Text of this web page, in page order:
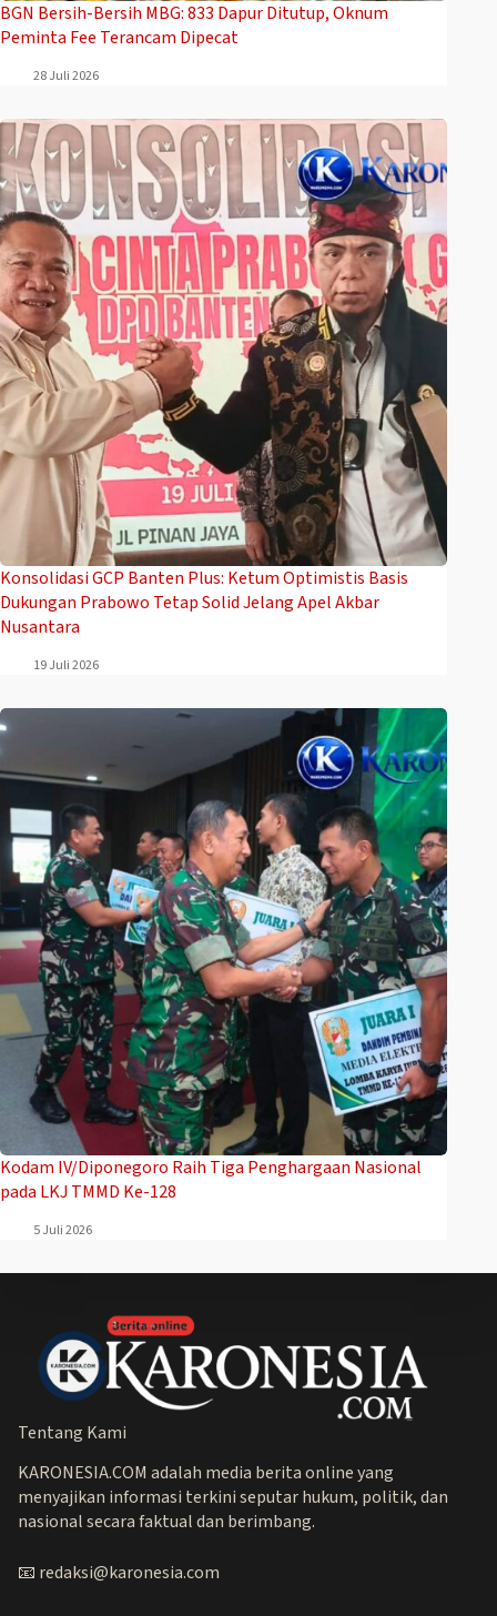
BGN Bersih-Bersih MBG: 833 Dapur Ditutup, Oknum
Peminta Fee Terancam Dipecat
28 Juli 2026
Konsolidasi GCP Banten Plus: Ketum Optimistis Basis
Dukungan Prabowo Tetap Solid Jelang Apel Akbar
Nusantara
19 Juli 2026
Kodam IV/Diponegoro Raih Tiga Penghargaan Nasional
pada LKJ TMMD Ke-128
5 Juli 2026
Tentang Kami
KARONESIA.COM adalah media berita online yang
menyajikan informasi terkini seputar hukum, politik, dan
nasional secara faktual dan berimbang.
📧 redaksi@karonesia.com